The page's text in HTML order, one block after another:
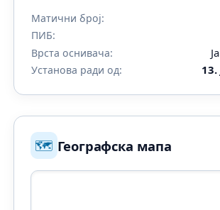
Матични број:
ПИБ:
Врста оснивача:
Установа ради од: 13.
🗺️ Географска мапа